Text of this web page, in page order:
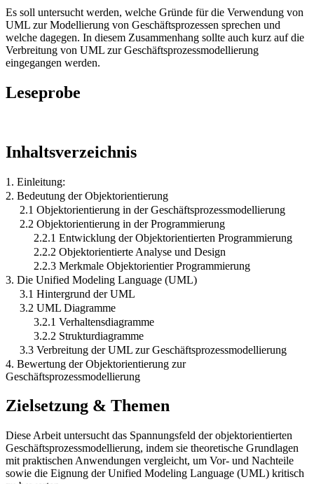
Es soll untersucht werden, welche Gründe für die Verwendung von
UML zur Modellierung von Geschäftsprozessen sprechen und
welche dagegen. In diesem Zusammenhang sollte auch kurz auf die
Verbreitung von UML zur Geschäftsprozessmodellierung
eingegangen werden.
Leseprobe
Inhaltsverzeichnis
1. Einleitung:
2. Bedeutung der Objektorientierung
2.1 Objektorientierung in der Geschäftsprozessmodellierung
2.2 Objektorientierung in der Programmierung
2.2.1 Entwicklung der Objektorientierten Programmierung
2.2.2 Objektorientierte Analyse und Design
2.2.3 Merkmale Objektorientier Programmierung
3. Die Unified Modeling Language (UML)
3.1 Hintergrund der UML
3.2 UML Diagramme
3.2.1 Verhaltensdiagramme
3.2.2 Strukturdiagramme
3.3 Verbreitung der UML zur Geschäftsprozessmodellierung
4. Bewertung der Objektorientierung zur
Geschäftsprozessmodellierung
Zielsetzung & Themen
Diese Arbeit untersucht das Spannungsfeld der objektorientierten
Geschäftsprozessmodellierung, indem sie theoretische Grundlagen
mit praktischen Anwendungen vergleicht, um Vor- und Nachteile
sowie die Eignung der Unified Modeling Language (UML) kritisch